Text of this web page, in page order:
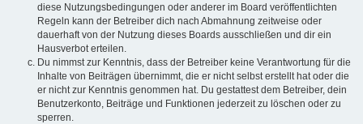
diese Nutzungsbedingungen oder anderer im Board veröffentlichten
Regeln kann der Betreiber dich nach Abmahnung zeitweise oder
dauerhaft von der Nutzung dieses Boards ausschließen und dir ein
Hausverbot erteilen.
Du nimmst zur Kenntnis, dass der Betreiber keine Verantwortung für die
Inhalte von Beiträgen übernimmt, die er nicht selbst erstellt hat oder die
er nicht zur Kenntnis genommen hat. Du gestattest dem Betreiber, dein
Benutzerkonto, Beiträge und Funktionen jederzeit zu löschen oder zu
sperren.